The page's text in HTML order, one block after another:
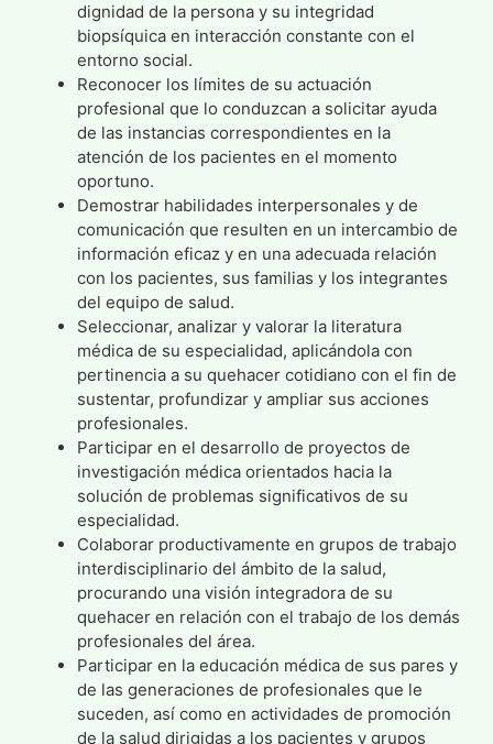
dignidad de la persona y su integridad
biopsíquica en interacción constante con el
entorno social.
Reconocer los límites de su actuación
profesional que lo conduzcan a solicitar ayuda
de las instancias correspondientes en la
atención de los pacientes en el momento
oportuno.
Demostrar habilidades interpersonales y de
comunicación que resulten en un intercambio de
información eficaz y en una adecuada relación
con los pacientes, sus familias y los integrantes
del equipo de salud.
Seleccionar, analizar y valorar la literatura
médica de su especialidad, aplicándola con
pertinencia a su quehacer cotidiano con el fin de
sustentar, profundizar y ampliar sus acciones
profesionales.
Participar en el desarrollo de proyectos de
investigación médica orientados hacia la
solución de problemas significativos de su
especialidad.
Colaborar productivamente en grupos de trabajo
interdisciplinario del ámbito de la salud,
procurando una visión integradora de su
quehacer en relación con el trabajo de los demás
profesionales del área.
Participar en la educación médica de sus pares y
de las generaciones de profesionales que le
suceden, así como en actividades de promoción
de la salud dirigidas a los pacientes y grupos